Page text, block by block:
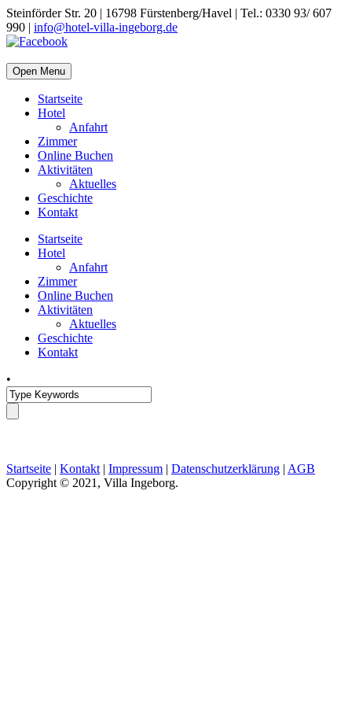
Steinförder Str. 20 | 16798 Fürstenberg/Havel | Tel.: 0330 93/ 607
990 | info@hotel-villa-ingeborg.de
Open Menu
Startseite
Hotel
Anfahrt
Zimmer
Online Buchen
Aktivitäten
Aktuelles
Geschichte
Kontakt
Startseite
Hotel
Anfahrt
Zimmer
Online Buchen
Aktivitäten
Aktuelles
Geschichte
Kontakt
•
Startseite | Kontakt | Impressum | Datenschutzerklärung | AGB
Copyright © 2021, Villa Ingeborg.